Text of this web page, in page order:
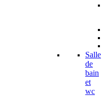
Salle
de
bain
et
wc